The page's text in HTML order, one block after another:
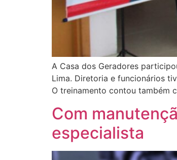
A Casa dos Geradores
Lima. Diretoria e funcionários
O treinamento contou também
Com
especialista